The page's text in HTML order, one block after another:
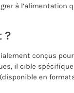
à l’alimentation
?
conçus
il cible
en